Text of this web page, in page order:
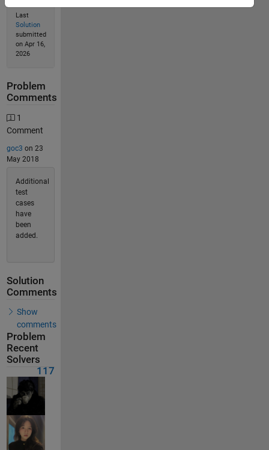
Last
Solution
submitted
on Apr 16,
2026
Problem
Comments
1
Comment
goc3 on 23
May 2018
Additional
test
cases
have
been
added.
Solution
Comments
Show
comments
Problem
Recent
Solvers
117